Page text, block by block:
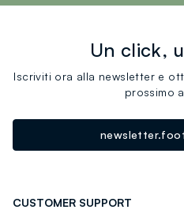
Un click,
Iscriviti ora alla newsletter e
prossimo
CUSTOMER SUPPORT